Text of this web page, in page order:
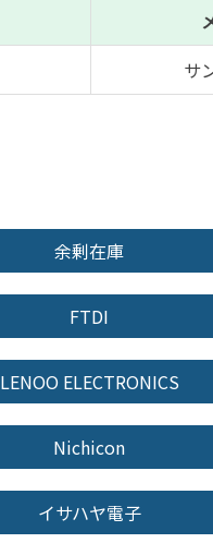
サ
余剰在庫
FTDI
LENOO ELECTRONICS
Nichicon
イサハヤ電子